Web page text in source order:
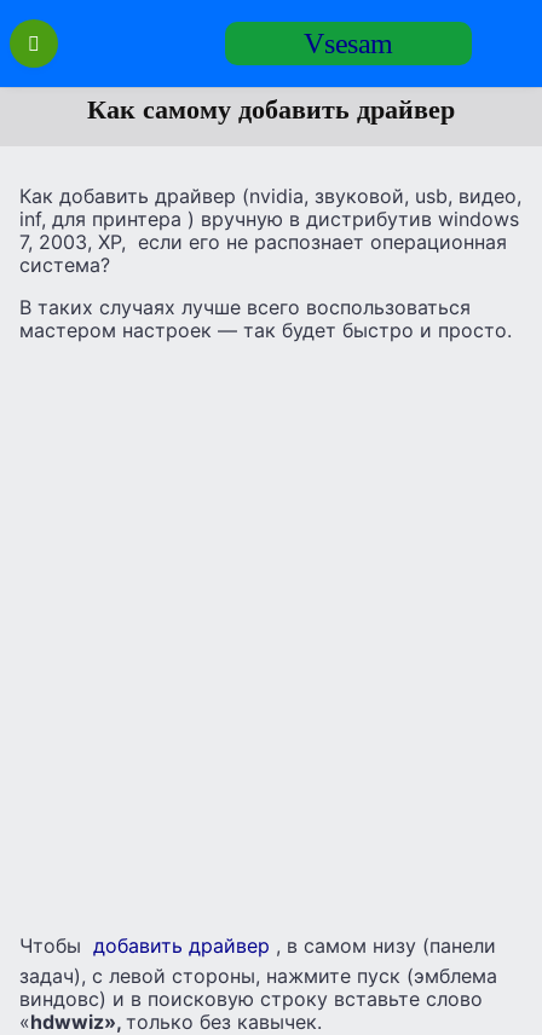
Перейти
содержанию
Vsesam
Как самому добавить драйвер
Как добавить драйвер (nvidia, звуковой, usb, видео,
inf, для принтера ) вручную в дистрибутив windows
7, 2003, XP, если его не распознает операционная
система?
В таких случаях лучше всего воспользоваться
мастером настроек — так будет быстро и просто.
Чтобы добавить драйвер , в самом низу (панели
задач), с левой стороны, нажмите пуск (эмблема
виндовс) и в поисковую строку вставьте слово
«hdwwiz», только без кавычек.